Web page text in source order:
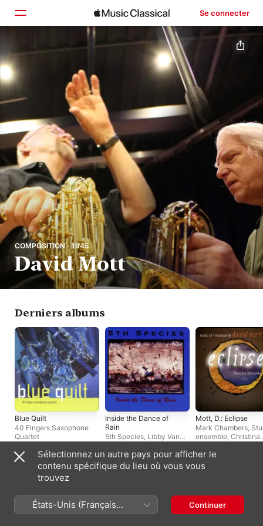
Se connecter
Parcourir
Rechercher
COMPOSITION · 1945
David Mott
Derniers albums
Blue Quilt
40 Fingers Saxophone
Quartet
Inside the Dance of
Rain
5th Species, Libby Van
Mott, D.: Eclipse
Mark Chambers,
ensemble, Christina
France (Français)
Copyright © 2026 Apple Inc. Tous droits réservés.
Conditions générales des services Internet
Apple Music et confidentialité
Sélectionnez un autre pays pour afficher le
contenu spécifique du lieu où vous vous
trouvez
États-Unis (Français
France)
Continuer